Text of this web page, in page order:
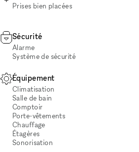
Prises bien placées
Sécurité
Alarme
Système de sécurité
Équipement
Climatisation
Salle de bain
Comptoir
Porte-vêtements
Chauffage
Étagères
Sonorisation